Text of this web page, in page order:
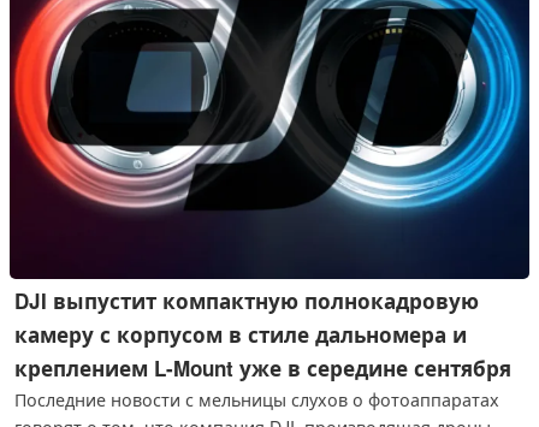
DJI выпустит компактную полнокадровую
камеру с корпусом в стиле дальномера и
креплением L-Mount уже в середине сентября
Последние новости с мельницы слухов о фотоаппаратах